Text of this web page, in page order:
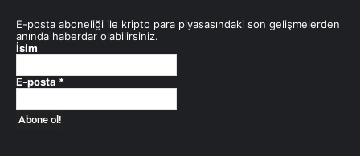
E-posta aboneliği ile kripto para piyasasındaki son gelişmelerden
anında haberdar olabilirsiniz.
İsim
E-posta *